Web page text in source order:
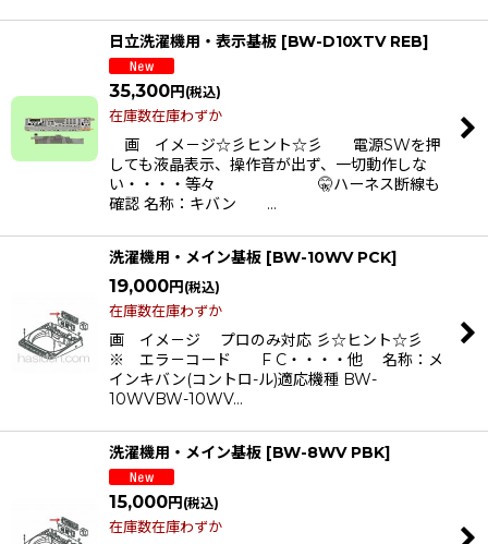
日立洗濯機用・表示基板 [BW-D10XTV REB]
35,300円 (税込)
在庫数在庫わずか
画 イメ－ジ☆彡ヒント☆彡 電源SWを押
しても液晶表示、操作音が出ず、一切動作しな
い・・・・等々 🤫ハーネス断線も
確認 名称：キバン …
洗濯機用・メイン基板 [BW-10WV PCK]
19,000円 (税込)
在庫数在庫わずか
画 イメ－ジ プロのみ対応 彡☆ヒント☆彡
※ エラ－コード F C・・・・他 名称：メ
インキバン(コントロ-ル)適応機種 BW-
10WVBW-10WV…
洗濯機用・メイン基板 [BW-8WV PBK]
15,000円 (税込)
在庫数在庫わずか